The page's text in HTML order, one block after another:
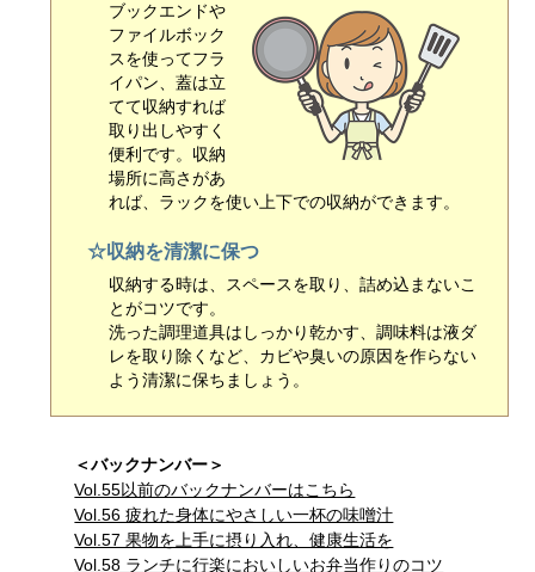
ブックエンドや
ファイルボック
スを使ってフラ
イパン、蓋は立
てて収納すれば
取り出しやすく
便利です。収納
場所に高さがあ
れば、ラックを使い上下での収納ができます。
☆収納を清潔に保つ
収納する時は、スペースを取り、詰め込まないこ
とがコツです。
洗った調理道具はしっかり乾かす、調味料は液ダ
レを取り除くなど、カビや臭いの原因を作らない
よう清潔に保ちましょう。
＜バックナンバー＞
Vol.55以前のバックナンバーはこちら
Vol.56 疲れた身体にやさしい一杯の味噌汁
Vol.57 果物を上手に摂り入れ、健康生活を
Vol.58 ランチに行楽においしいお弁当作りのコツ